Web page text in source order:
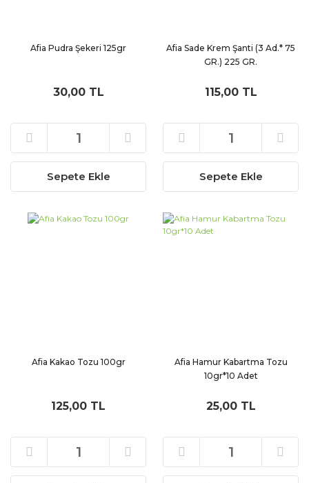
Afia Pudra Şekeri 125gr
30,00 TL
Sepete Ekle
Afia Sade Krem Şanti (3 Ad.* 75
GR.) 225 GR.
115,00 TL
Sepete Ekle
Afia Kakao Tozu 100gr
125,00 TL
Afia Hamur Kabartma Tozu
10gr*10 Adet
25,00 TL